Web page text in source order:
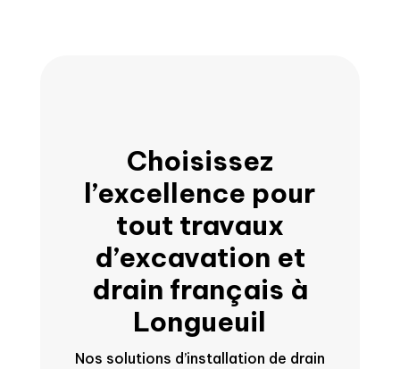
Choisissez
l’excellence pour
tout travaux
d’excavation et
drain français à
Longueuil
Nos solutions d’installation de drain